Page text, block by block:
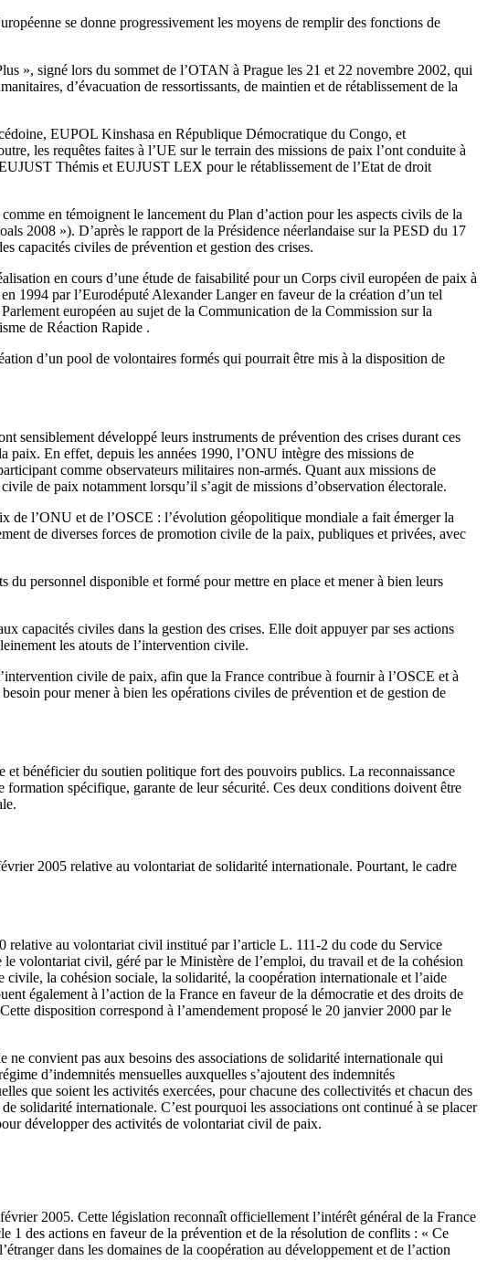
se donne progressivement les moyens de remplir des fonctions de
», signé lors du sommet de l’OTAN à Prague les 21 et 22 novembre 2002, qui
d’évacuation de ressortissants, de maintien et de rétablissement de la
EUPOL Kinshasa en République Démocratique du Congo, et
les requêtes faites à l’UE sur le terrain des missions de paix l’ont conduite à
Thémis et EUJUST LEX pour le rétablissement de l’Etat de droit
en témoignent le lancement du Plan d’action pour les aspects civils de la
2008 »). D’après le rapport de la Présidence néerlandaise sur la PESD du 17
capacités civiles de prévention et gestion des crises.
en cours d’une étude de faisabilité pour un Corps civil européen de paix à
1994 par l’Eurodéputé Alexander Langer en faveur de la création d’un tel
européen au sujet de la Communication de la Commission sur la
de Réaction Rapide .
d’un pool de volontaires formés qui pourrait être mis à la disposition de
développé leurs instruments de prévention des crises durant ces
paix. En effet, depuis les années 1990, l’ONU intègre des missions de
comme observateurs militaires non-armés. Quant aux missions de
de paix notamment lorsqu’il s’agit de missions d’observation électorale.
de l’ONU et de l’OSCE : l’évolution géopolitique mondiale a fait émerger la
de diverses forces de promotion civile de la paix, publiques et privées, avec
personnel disponible et formé pour mettre en place et mener à bien leurs
capacités civiles dans la gestion des crises. Elle doit appuyer par ses actions
les atouts de l’intervention civile.
civile de paix, afin que la France contribue à fournir à l’OSCE et à
pour mener à bien les opérations civiles de prévention et de gestion de
bénéficier du soutien politique fort des pouvoirs publics. La reconnaissance
spécifique, garante de leur sécurité. Ces deux conditions doivent être
2005 relative au volontariat de solidarité internationale. Pourtant, le cadre
au volontariat civil institué par l’article L. 111-2 du code du Service
volontariat civil, géré par le Ministère de l’emploi, du travail et de la cohésion
civile, la cohésion sociale, la solidarité, la coopération internationale et l’aide
également à l’action de la France en faveur de la démocratie et des droits de
disposition correspond à l’amendement proposé le 20 janvier 2000 par le
convient pas aux besoins des associations de solidarité internationale qui
d’indemnités mensuelles auxquelles s’ajoutent des indemnités
que soient les activités exercées, pour chacune des collectivités et chacun des
solidarité internationale. C’est pourquoi les associations ont continué à se placer
développer des activités de volontariat civil de paix.
2005. Cette législation reconnaît officiellement l’intérêt général de la France
1 des actions en faveur de la prévention et de la résolution de conflits : « Ce
dans les domaines de la coopération au développement et de l’action